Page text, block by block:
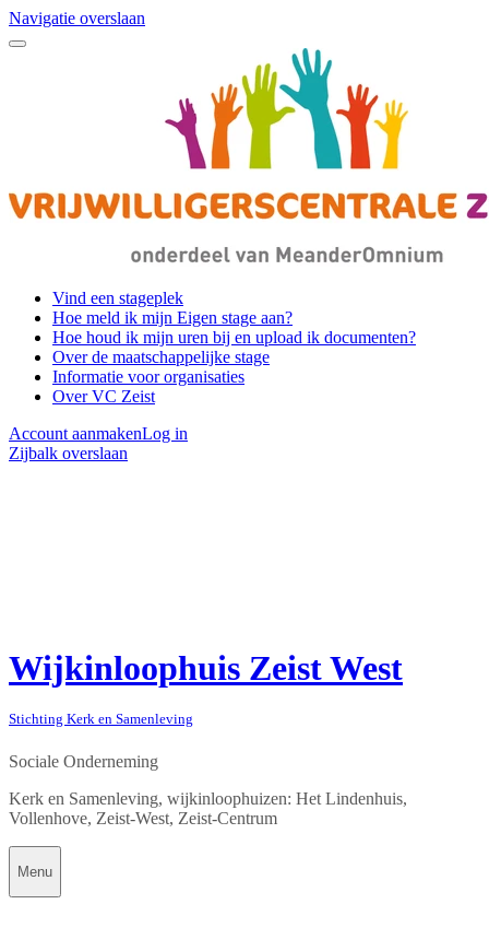
Navigatie overslaan
Vind een stageplek
Hoe meld ik mijn Eigen stage aan?
Hoe houd ik mijn uren bij en upload ik documenten?
Over de maatschappelijke stage
Informatie voor organisaties
Over VC Zeist
Account aanmakenLog in
Zijbalk overslaan
Wijkinloophuis Zeist West
Stichting Kerk en Samenleving
Sociale Onderneming
Kerk en Samenleving, wijkinloophuizen: Het Lindenhuis,
Vollenhove, Zeist-West, Zeist-Centrum
Menu